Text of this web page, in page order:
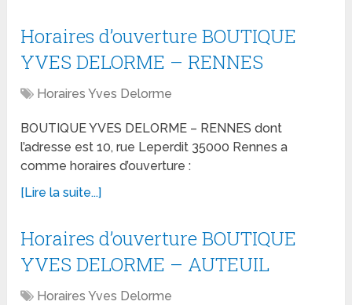
Horaires d’ouverture BOUTIQUE
YVES DELORME – RENNES
Horaires Yves Delorme
BOUTIQUE YVES DELORME – RENNES dont
l’adresse est 10, rue Leperdit 35000 Rennes a
comme horaires d’ouverture :
[Lire la suite...]
Horaires d’ouverture BOUTIQUE
YVES DELORME – AUTEUIL
Horaires Yves Delorme